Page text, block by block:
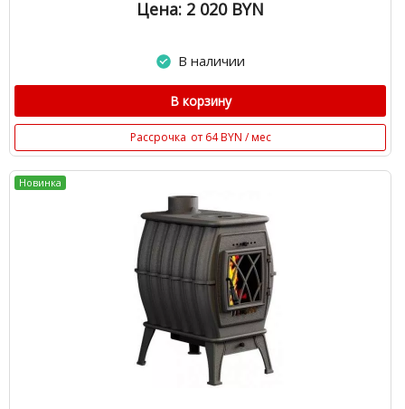
Цена: 2 020 BYN
В наличии
В корзину
Рассрочка от 64 BYN / мес
Новинка